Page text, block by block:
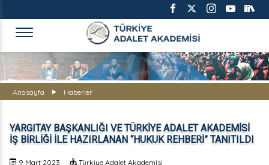
TÜRKİYE ADALET AKADEMİSİ
Anasayfa Haberler
YARGITAY BAŞKANLIĞI VE TÜRKİYE ADALET AKADEMİSİ
İŞ BİRLİĞİ İLE HAZIRLANAN “HUKUK REHBERİ” TANITILDI
9 Mart 2023 Türkiye Adalet Akademisi